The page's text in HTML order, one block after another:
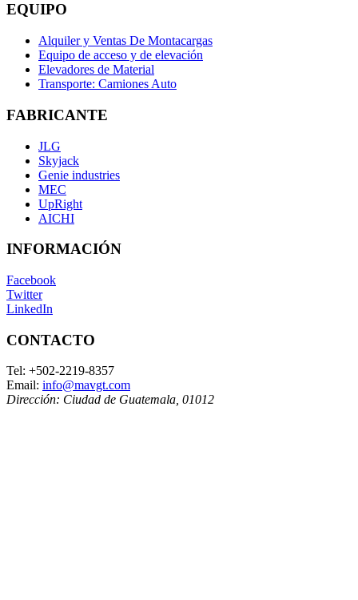
EQUIPO
Alquiler y Ventas De Montacargas
Equipo de acceso y de elevación
Elevadores de Material
Transporte: Camiones Auto
FABRICANTE
JLG
Skyjack
Genie industries
MEC
UpRight
AICHI
INFORMACIÓN
Facebook
Twitter
LinkedIn
CONTACTO
Tel: +502-2219-8357
Email: info@mavgt.com
Dirección: Ciudad de Guatemala 01012